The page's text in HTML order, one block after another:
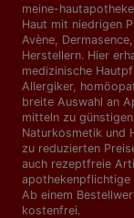
meine-
Haut mit niedrigen
Avène,
Herstellern. Hier
medizinische
Allergiker,
breite Auswahl an
mitteln zu
Naturkosmetik und
zu reduzierten
auch rezeptfreie
Ab einem
kostenfrei.